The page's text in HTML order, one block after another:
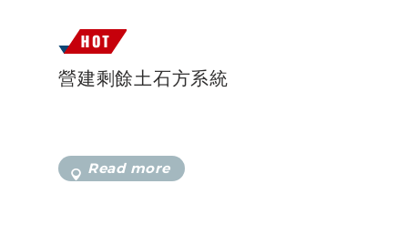
營建剩餘土石方系統
Read more